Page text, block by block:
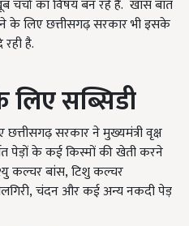
चर्चा का विषय बन रहे हैं. खास बात
के लिए छत्तीसगढ़ सरकार भी इसके
है.
सब्सिडी
सरकार ने मुख्यमंत्री वृक्ष
पेड़ों के कई किस्मों की खेती करने
कल्चर बांस,टिशु कल्चर
,चंदन और कई अन्य नकदी पेड़